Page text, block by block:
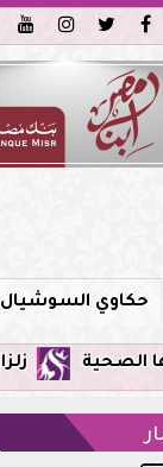




حكاوي السوشيال
5.9 ريختر يشعر به سكان القاهرة وعدة محافظات.. مركزه شرق البحر المتوسط